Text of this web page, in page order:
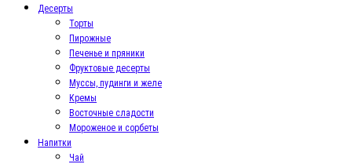
Десерты
Торты
Пирожные
Печенье и пряники
Фруктовые десерты
Муссы, пудинги и желе
Кремы
Восточные сладости
Мороженое и сорбеты
Напитки
Чай